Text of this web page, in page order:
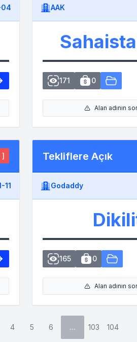
AAK
171 0
Alan adının
]
11
Tekliflere Açık
Godaddy
165 0
Alan adının
4 5 6 ... 103 104